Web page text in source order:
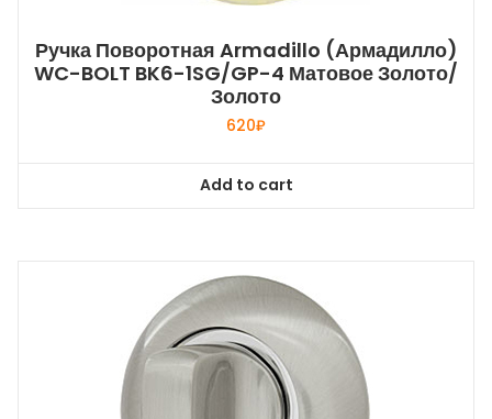
Ручка Поворотная Armadillo (Армадилло)
WC-BOLT BK6-1SG/GP-4 Матовое Золото/
Золото
620₽
Add to cart